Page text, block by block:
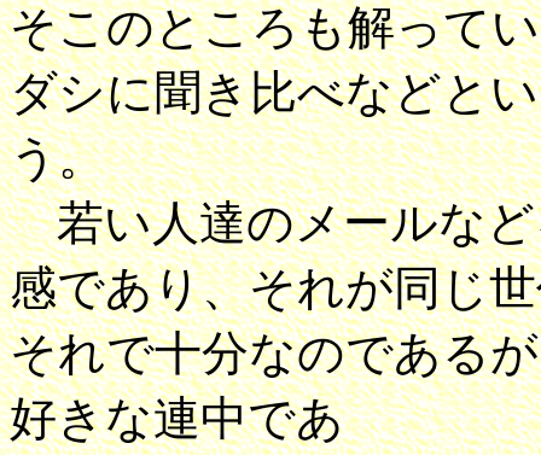
そこのところも解って
ダシに聞き比べなどと
う。
若い人達のメールなど
感であり、それが同じ
それで十分なのである
好きな連中であ